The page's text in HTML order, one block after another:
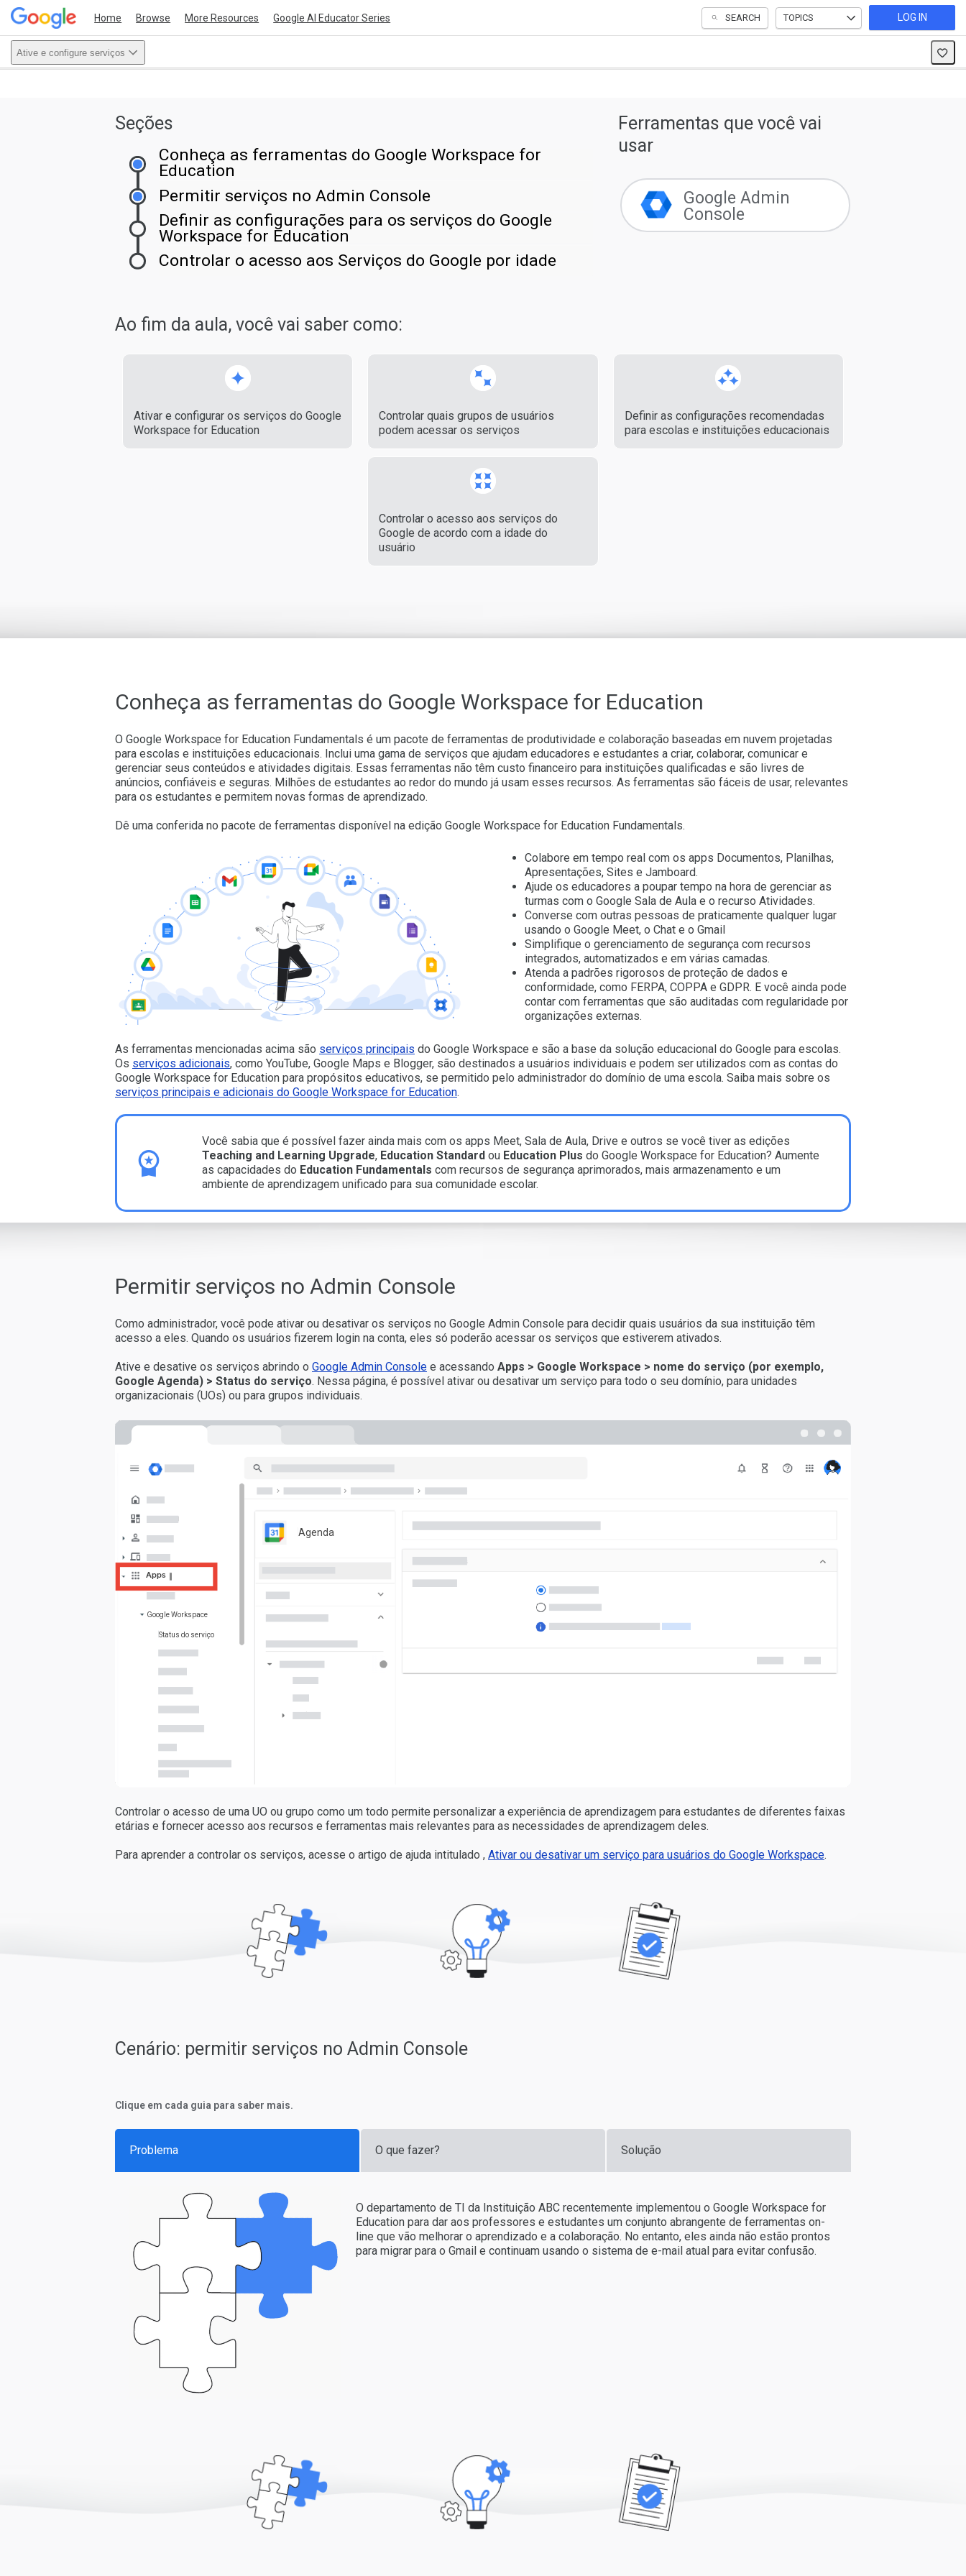
Home Browse More Resources Google AI Educator Series SEARCH TOPICS LOG IN
Ative e configure serviços
Seções
Conheça as ferramentas do Google Workspace for
Education
Definir as configurações para os serviços do Google
Workspace for Education
Permitir serviços no Admin Console
Controlar o acesso aos Serviços do Google por idade
Ferramentas que você vai
usar
Google Admin
Console
Ao fim da aula, você vai saber como:
Ativar e configurar os serviços do Google
Workspace for Education
Controlar quais grupos de usuários
podem acessar os serviços
Definir as configurações recomendadas
para escolas e instituições educacionais
Controlar o acesso aos serviços do
Google de acordo com a idade do
usuário
Conheça as ferramentas do Google Workspace for Education
O Google Workspace for Education Fundamentals é um pacote de ferramentas de produtividade e colaboração baseadas em nuvem projetadas
para escolas e instituições educacionais. Inclui uma gama de serviços que ajudam educadores e estudantes a criar, colaborar, comunicar e
gerenciar seus conteúdos e atividades digitais. Essas ferramentas não têm custo financeiro para instituições qualificadas e são livres de
anúncios, confiáveis e seguras. Milhões de estudantes ao redor do mundo já usam esses recursos. As ferramentas são fáceis de usar, relevantes
para os estudantes e permitem novas formas de aprendizado.
Dê uma conferida no pacote de ferramentas disponível na edição Google Workspace for Education Fundamentals.
Colabore em tempo real com os apps Documentos, Planilhas,
Apresentações, Sites e Jamboard.
Ajude os educadores a poupar tempo na hora de gerenciar as
turmas com o Google Sala de Aula e o recurso Atividades.
Converse com outras pessoas de praticamente qualquer lugar
usando o Google Meet, o Chat e o Gmail
Simplifique o gerenciamento de segurança com recursos
integrados, automatizados e em várias camadas.
Atenda a padrões rigorosos de proteção de dados e
conformidade, como FERPA, COPPA e GDPR. E você ainda pode
contar com ferramentas que são auditadas com regularidade por
organizações externas.
As ferramentas mencionadas acima são serviços principais do Google Workspace e são a base da solução educacional do Google para escolas.
Os serviços adicionais, como YouTube, Google Maps e Blogger, são destinados a usuários individuais e podem ser utilizados com as contas do
Google Workspace for Education para propósitos educativos, se permitido pelo administrador do domínio de uma escola. Saiba mais sobre os
serviços principais e adicionais do Google Workspace for Education.
Você sabia que é possível fazer ainda mais com os apps Meet, Sala de Aula, Drive e outros se você tiver as edições
Teaching and Learning Upgrade, Education Standard ou Education Plus do Google Workspace for Education? Aumente
as capacidades do Education Fundamentals com recursos de segurança aprimorados, mais armazenamento e um
ambiente de aprendizagem unificado para sua comunidade escolar.
Permitir serviços no Admin Console
Como administrador, você pode ativar ou desativar os serviços no Google Admin Console para decidir quais usuários da sua instituição têm
acesso a eles. Quando os usuários fizerem login na conta, eles só poderão acessar os serviços que estiverem ativados.
Ative e desative os serviços abrindo o Google Admin Console e acessando Apps > Google Workspace > nome do serviço (por exemplo,
Google Agenda) > Status do serviço. Nessa página, é possível ativar ou desativar um serviço para todo o seu domínio, para unidades
organizacionais (UOs) ou para grupos individuais.
Apps
Google Workspace
Status do serviço
Agenda
Controlar o acesso de uma UO ou grupo como um todo permite personalizar a experiência de aprendizagem para estudantes de diferentes faixas
etárias e fornecer acesso aos recursos e ferramentas mais relevantes para as necessidades de aprendizagem deles.
Para aprender a controlar os serviços, acesse o artigo de ajuda intitulado , Ativar ou desativar um serviço para usuários do Google Workspace.
Cenário: permitir serviços no Admin Console
Clique em cada guia para saber mais.
Problema O que fazer? Solução
O departamento de TI da Instituição ABC recentemente implementou o Google Workspace for
Education para dar aos professores e estudantes um conjunto abrangente de ferramentas on-
line que vão melhorar o aprendizado e a colaboração. No entanto, eles ainda não estão prontos
para migrar para o Gmail e continuam usando o sistema de e-mail atual para evitar confusão.